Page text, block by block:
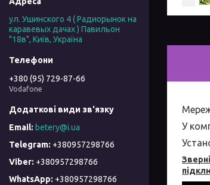
У
ул. Ушинского 4 ( Радиорынок на
каравевых дачах ) Павильон
"18в", Київ, Україна
+380 (95) 729-87-66
Vodafone
betery@i.ua
+380957298766
+380957298766
+380957298766